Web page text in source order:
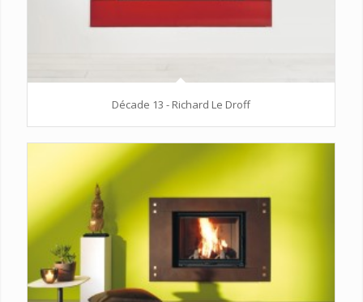
Décade 13 - Richard Le Droff